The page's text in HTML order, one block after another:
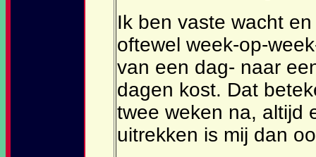
Ik ben vaste wacht
oftewel week-op-
van een dag- naar
dagen kost. Dat
twee weken na, altijd
uitrekken is mij dan